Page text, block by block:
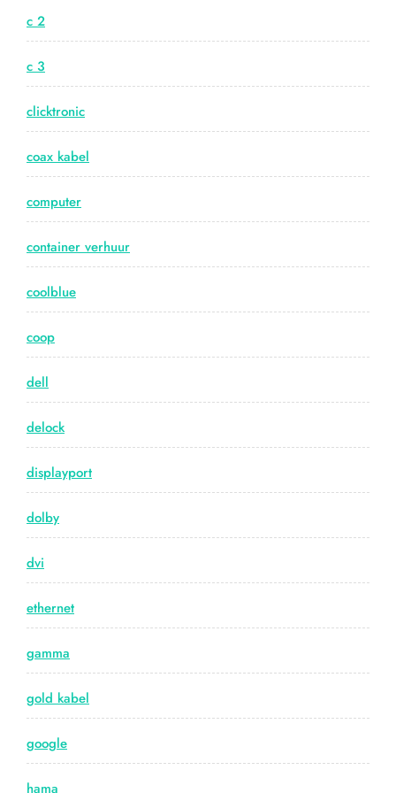
c 2
c 3
clicktronic
coax kabel
computer
container verhuur
coolblue
coop
dell
delock
displayport
dolby
dvi
ethernet
gamma
gold kabel
google
hama